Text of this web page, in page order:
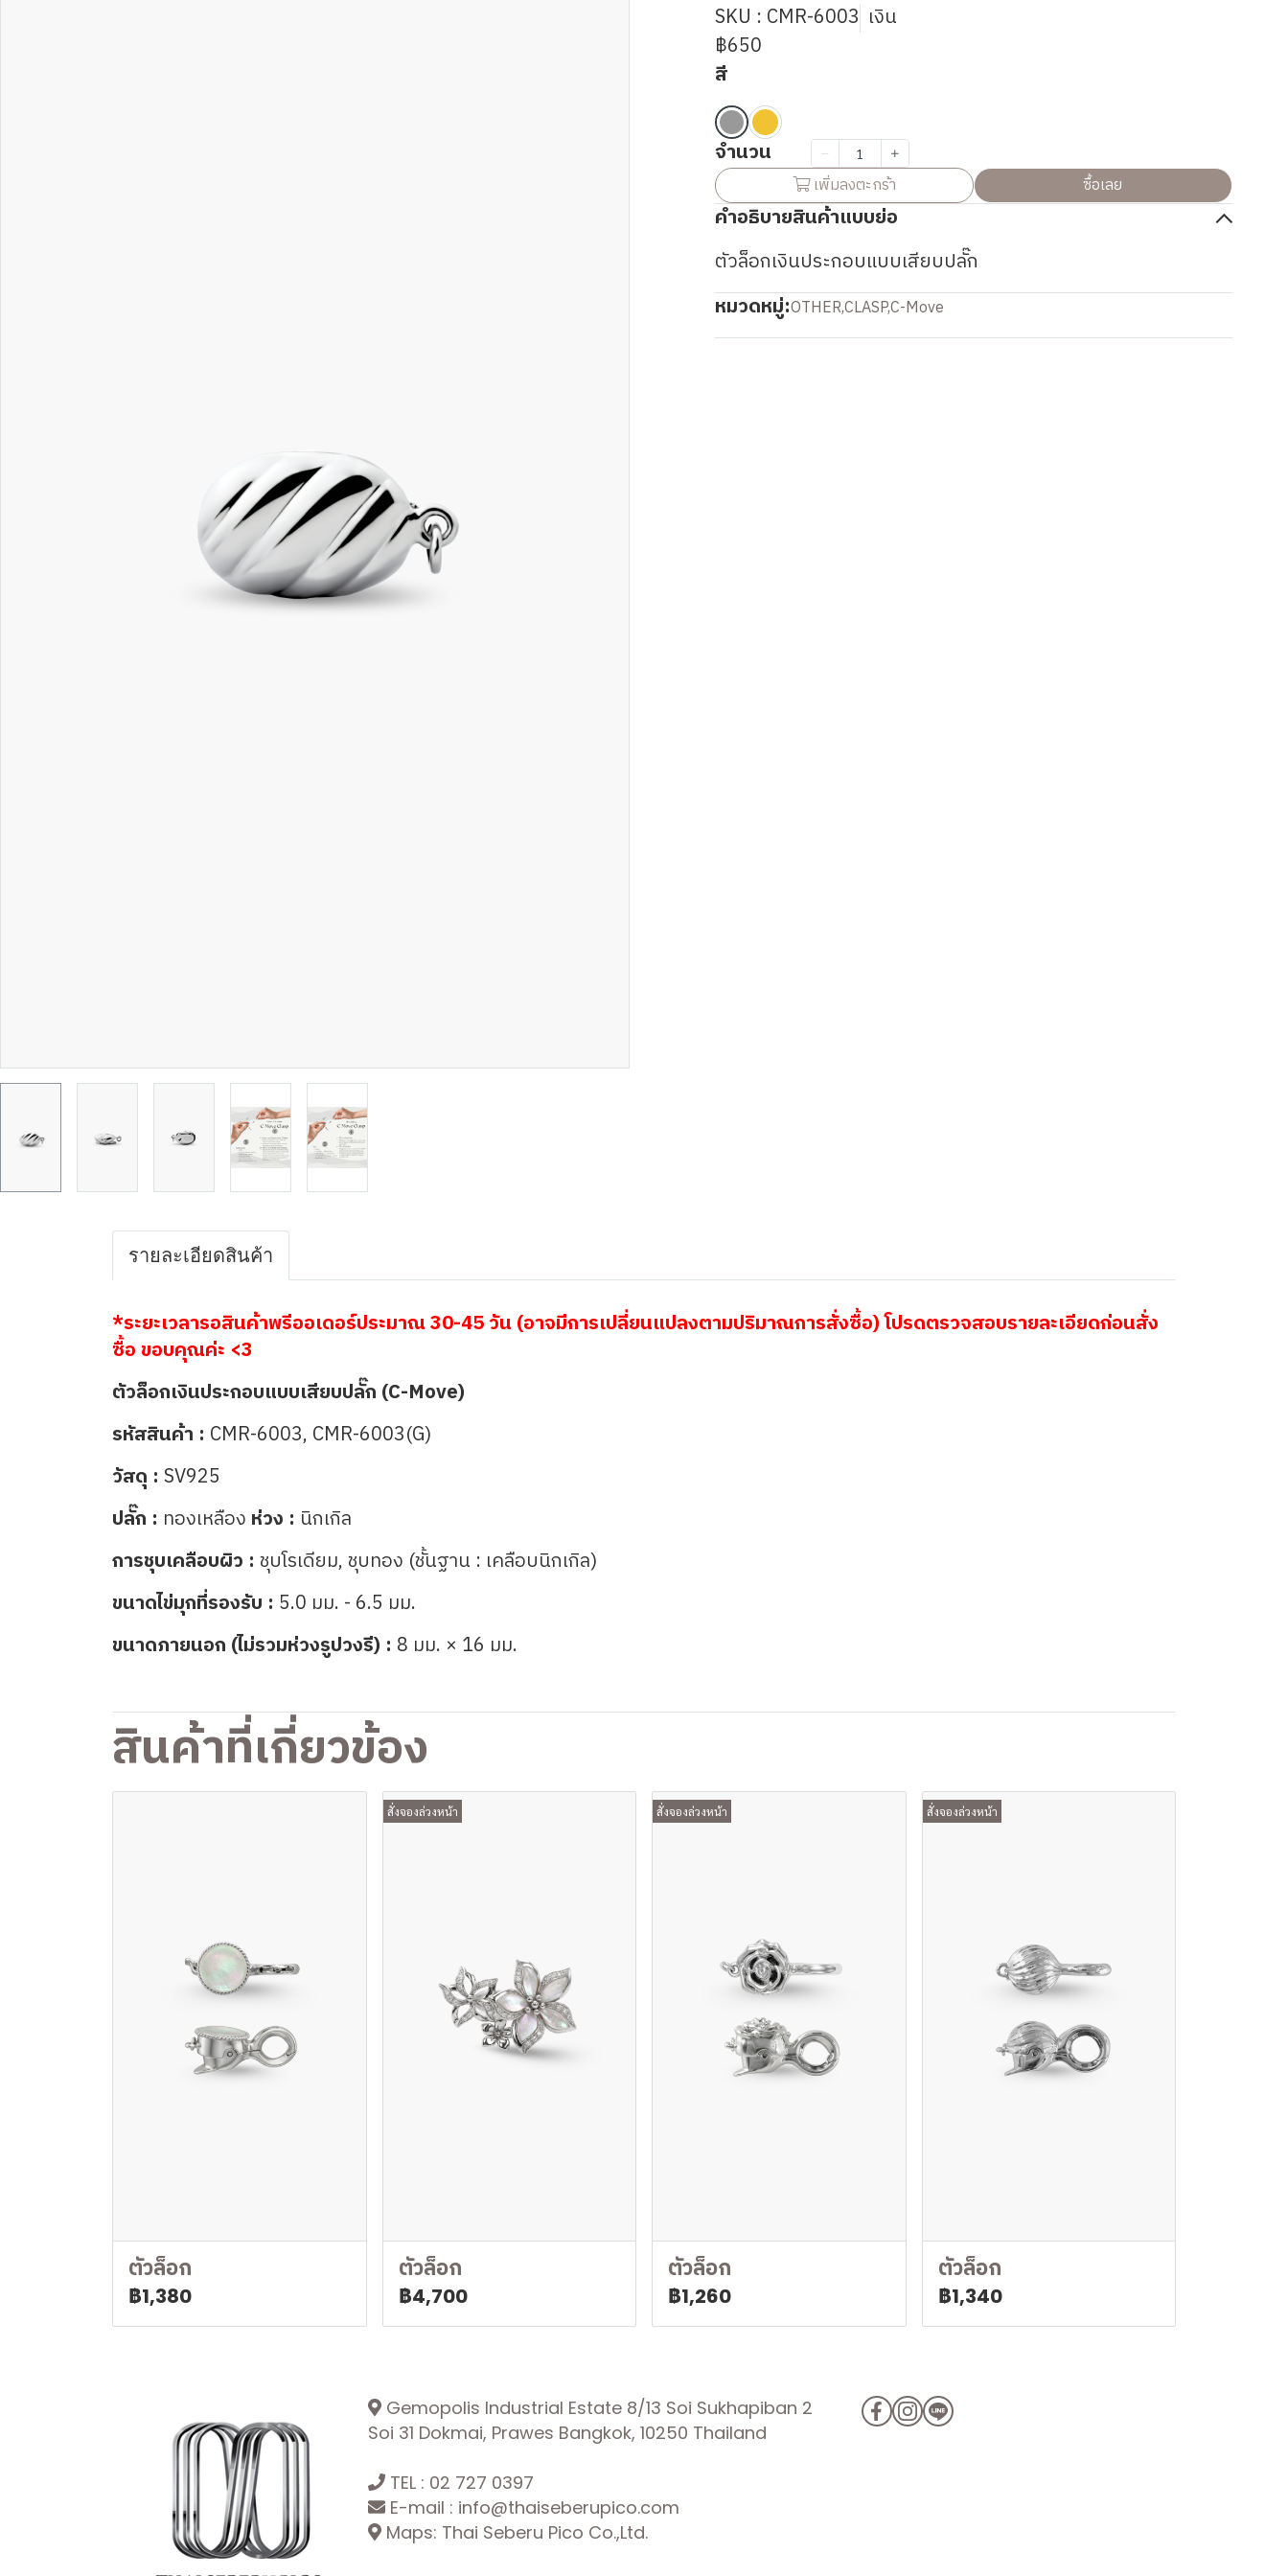
SKU : CMR-6003 เงิน
฿650
สี
จำนวน
เพิ่มลงตะกร้า ซื้อเลย
คำอธิบายสินค้าแบบย่อ
ตัวล็อกเงินประกอบแบบเสียบปลั๊ก
หมวดหมู่:OTHER,CLASP,C-Move
รายละเอียดสินค้า
*ระยะเวลารอสินค้าพรีออเดอร์ประมาณ 30-45 วัน (อาจมีการเปลี่ยนแปลงตามปริมาณการสั่งซื้อ) โปรดตรวจสอบรายละเอียดก่อนสั่ง
ซื้อ ขอบคุณค่ะ <3
ตัวล็อกเงินประกอบแบบเสียบปลั๊ก (C-Move)
รหัสสินค้า : CMR-6003, CMR-6003(G)
วัสดุ : SV925
ปลั๊ก : ทองเหลือง ห่วง : นิกเกิล
การชุบเคลือบผิว : ชุบโรเดียม, ชุบทอง (ชั้นฐาน : เคลือบนิกเกิล)
ขนาดไข่มุกที่รองรับ : 5.0 มม. - 6.5 มม.
ขนาดภายนอก (ไม่รวมห่วงรูปวงรี) : 8 มม. × 16 มม.
สินค้าที่เกี่ยวข้อง
ตัวล็อก
฿1,380
สั่งจองล่วงหน้า
ตัวล็อก
฿4,700
สั่งจองล่วงหน้า
ตัวล็อก
฿1,260
สั่งจองล่วงหน้า
ตัวล็อก
฿1,340
Gemopolis Industrial Estate 8/13 Soi Sukhapiban 2
Soi 31 Dokmai, Prawes Bangkok, 10250 Thailand
TEL : 02 727 0397
E-mail : info@thaiseberupico.com
Maps: Thai Seberu Pico Co.,Ltd.